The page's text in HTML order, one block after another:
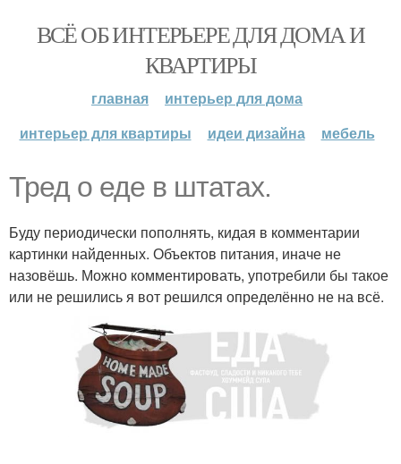
ВСЁ ОБ ИНТЕРЬЕРЕ ДЛЯ ДОМА И
КВАРТИРЫ
главная
интерьер для дома
интерьер для квартиры
идеи дизайна мебель
Тред о еде в штатах.
Буду периодически пополнять, кидая в комментарии
картинки найденных. Объектов питания, иначе не
назовёшь. Можно комментировать, употребили бы такое
или не решились я вот решился определённо не на всё.